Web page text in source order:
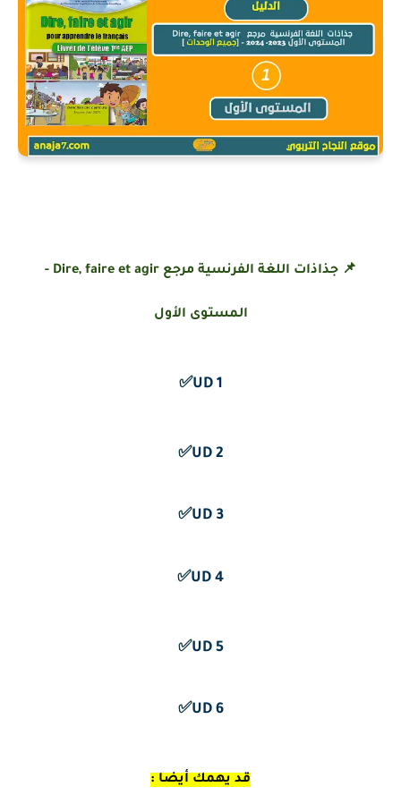
📌 جذاذات اللغة الفرنسية مرجع Dire, faire et agir -
المستوى الأول
1 UD
✅
2 UD
✅
3 UD
✅
4 UD
✅
5 UD
✅
6 UD
✅
قد يهمك أيضا :